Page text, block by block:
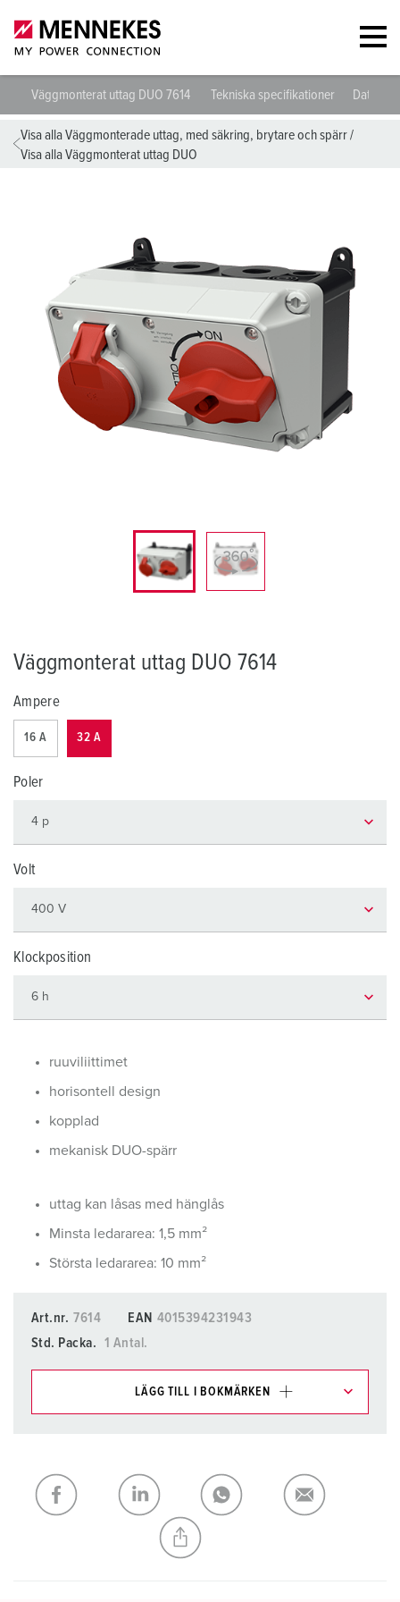
Väggmonterat uttag DUO 7614 Tekniska specifikationer
Visa alla Väggmonterade uttag, med säkring, brytare och spärr/
Visa alla Väggmonterat uttag DUO
Väggmonterat uttag DUO 7614
Ampere
16 A 32 A
Poler
Volt
Klockposition
ruuviliittimet
horisontell design
kopplad
mekanisk DUO-spärr
uttag kan låsas med hänglås
Minsta ledararea: 1,5 mm²
Största ledararea: 10 mm²
Art.nr. 7614 EAN 4015394231943
Std. Packa.
1 Antal.
LÄGG TILL I BOKMÄRKEN
Min lista LÄGG TILL
SKAPA EN NY LISTA